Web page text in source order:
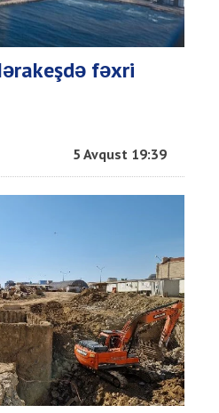
fəxri
5 Avqust 19:39